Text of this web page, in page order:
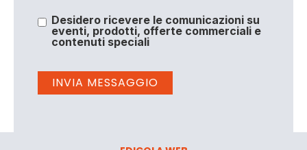
Desidero ricevere le comunicazioni su
eventi, prodotti, offerte commerciali e
contenuti speciali